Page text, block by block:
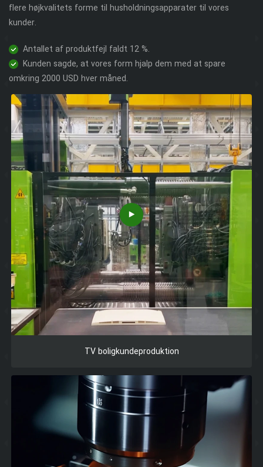
flere højkvalitets forme til husholdningsapparater til vores
kunder.
Antallet af produktfejl faldt 12 %.
Kunden sagde, at vores form hjalp dem med at spare
omkring 2000 USD hver måned.
TV boligkundeproduktion